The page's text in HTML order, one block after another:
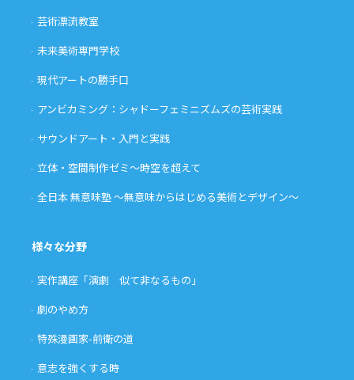
芸術漂流教室
未来美術専門学校
現代アートの勝手口
アンビカミング：シャドーフェミニズムズの芸術実践
サウンドアート・入門と実践
立体・空間制作ゼミ〜時空を超えて
全日本 無意味塾 〜無意味からはじめる美術とデザイン〜
様々な分野
実作講座「演劇 似て非なるもの」
劇のやめ方
特殊漫画家-前衛の道
意志を強くする時